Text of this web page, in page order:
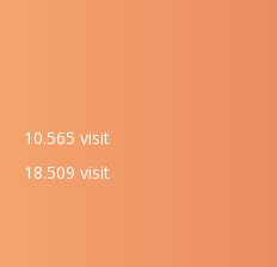
NASIONAL
10.565 visit
18.509 visit